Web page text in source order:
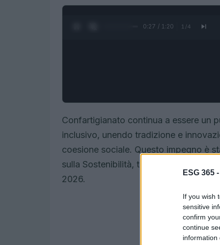
ESG 365 -
If you wish
sensitive
confirm
continue
information
0:28 / 1:20 1 /4
Confartigianato continua a essere un
inclusivo, unendo tradizione e
coesione sociale. Questo impegno è
sulla Sostenibilità, tenutosi a Roma
2026.